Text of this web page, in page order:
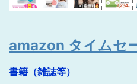
amazon タイムセ
書籍（雑誌等）